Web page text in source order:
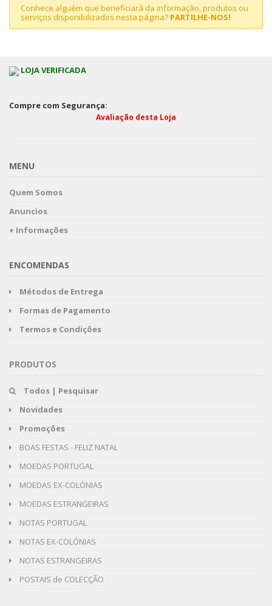
Conhece alguém que beneficiará da informação, produtos ou
serviços disponibilizados nesta página? PARTILHE-NOS!
LOJA VERIFICADA
Compre com Segurança:
Avaliação desta Loja
MENU
Quem Somos
Anuncios
+ Informações
ENCOMENDAS
Métodos de Entrega
Formas de Pagamento
Termos e Condições
PRODUTOS
Todos | Pesquisar
Novidades
Promoções
BOAS FESTAS - FELIZ NATAL
MOEDAS PORTUGAL
MOEDAS EX-COLÓNIAS
MOEDAS ESTRANGEIRAS
NOTAS PORTUGAL
NOTAS EX-COLÓNIAS
NOTAS ESTRANGEIRAS
POSTAIS de COLECÇÃO